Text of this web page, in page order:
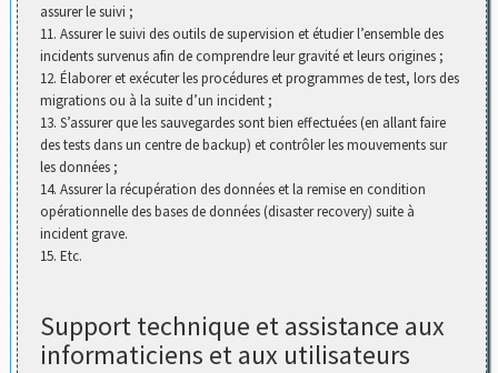
assurer le suivi ;
11. Assurer le suivi des outils de supervision et étudier l’ensemble des
incidents survenus afin de comprendre leur gravité et leurs origines ;
12. Élaborer et exécuter les procédures et programmes de test, lors des
migrations ou à la suite d’un incident ;
13. S’assurer que les sauvegardes sont bien effectuées (en allant faire
des tests dans un centre de backup) et contrôler les mouvements sur
les données ;
14. Assurer la récupération des données et la remise en condition
opérationnelle des bases de données (disaster recovery) suite à
incident grave.
15. Etc.
Support technique et assistance aux
informaticiens et aux utilisateurs